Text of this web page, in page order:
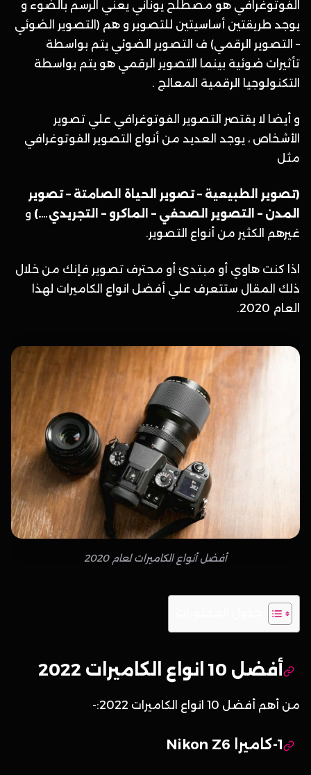
الفوتوغرافي هو مصطلح يوناني يعني الرسم بالضوء و
يوجد طريقتين أساسيتين للتصوير و هم (التصوير الضوئي
– التصوير الرقمي) ف التصوير الضوئي يتم بواسطة
تأثيرات ضوئية بينما التصوير الرقمي هو يتم بواسطة
التكنولوجيا الرقمية المعالج .
و أيضا لا يقتصر التصوير الفوتوغرافي علي تصوير
الأشخاص ، يوجد العديد من أنواع التصوير الفوتوغرافي
مثل
(تصوير الطبيعية – تصوير الحياة الصامتة – تصوير
المدن – التصوير الصحفي – الماكرو – التجريدي….) و
غيرهم الكثير من أنواع التصوير.
اذا كنت هاوي أو مبتدئ أو محترف تصوير فإنك من خلال
ذلك المقال ستتعرف علي أفضل انواع الكاميرات لهذا
العام 2020.
أفضل أنواع الكاميرات لعام 2020
أفضل 10 انواع الكاميرات 2022
من أهم أفضل 10 انواع الكاميرات 2022:-
1-كاميرا Nikon Z6